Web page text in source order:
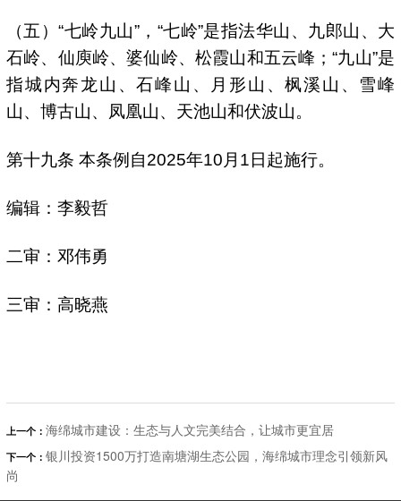
（五）“七岭九山”，“七岭”是指法华山、九郎山、大
石岭、仙庾岭、婆仙岭、松霞山和五云峰；“九山”是
指城内奔龙山、石峰山、月形山、枫溪山、雪峰
山、博古山、凤凰山、天池山和伏波山。
第十九条 本条例自2025年10月1日起施行。
编辑：李毅哲
二审：邓伟勇
三审：高晓燕
上一个： 海绵城市建设：生态与人文完美结合，让城市更宜居
下一个： 银川投资1500万打造南塘湖生态公园，海绵城市理念引领新风
尚